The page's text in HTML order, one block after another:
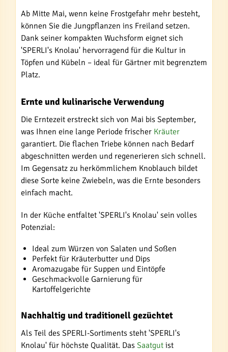
Ab Mitte Mai, wenn keine Frostgefahr mehr besteht,
können Sie die Jungpflanzen ins Freiland setzen.
Dank seiner kompakten Wuchsform eignet sich
'SPERLI's Knolau' hervorragend für die Kultur in
Töpfen und Kübeln – ideal für Gärtner mit begrenztem
Platz.
Ernte und kulinarische Verwendung
Die Erntezeit erstreckt sich von Mai bis September,
was Ihnen eine lange Periode frischer Kräuter
garantiert. Die flachen Triebe können nach Bedarf
abgeschnitten werden und regenerieren sich schnell.
Im Gegensatz zu herkömmlichem Knoblauch bildet
diese Sorte keine Zwiebeln, was die Ernte besonders
einfach macht.
In der Küche entfaltet 'SPERLI's Knolau' sein volles
Potenzial:
Ideal zum Würzen von Salaten und Soßen
Perfekt für Kräuterbutter und Dips
Aromazugabe für Suppen und Eintöpfe
Geschmackvolle Garnierung für
Kartoffelgerichte
Nachhaltig und traditionell gezüchtet
Als Teil des SPERLI-Sortiments steht 'SPERLI's
Knolau' für höchste Qualität. Das Saatgut ist